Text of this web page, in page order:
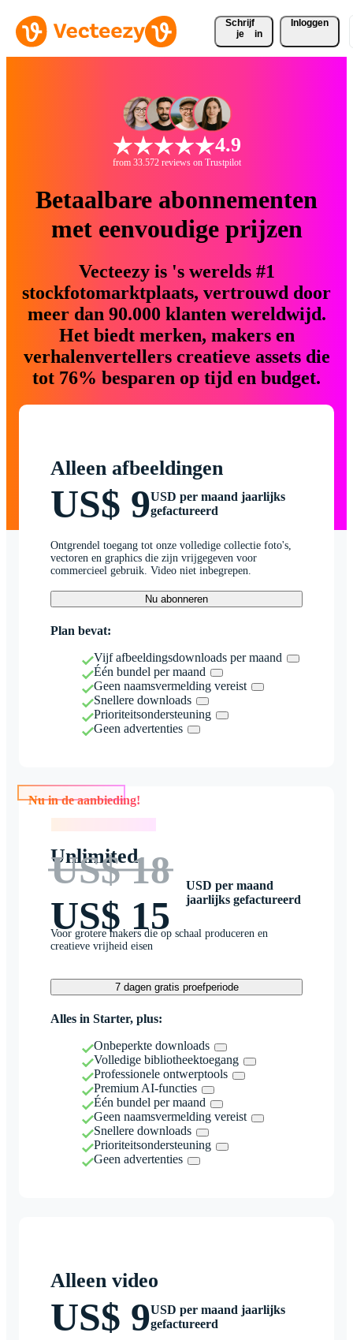
Schrijf
je
in
Inloggen
4.9
from 33.572 reviews on Trustpilot
Betaalbare abonnementen
met eenvoudige prijzen
Vecteezy is 's werelds #1
stockfotomarktplaats, vertrouwd door
meer dan 90.000 klanten wereldwijd.
Het biedt merken, makers en
verhalenvertellers creatieve assets die
tot 76% besparen op tijd en budget.
Alleen afbeeldingen
US$ 9USD per maand jaarlijks
gefactureerd
Ontgrendel toegang tot onze volledige collectie foto's,
vectoren en graphics die zijn vrijgegeven voor
commercieel gebruik. Video niet inbegrepen.
Nu abonneren
Plan bevat:
Vijf afbeeldingsdownloads per maand
Één bundel per maand
Geen naamsvermelding vereist
Snellere downloads
Prioriteitsondersteuning
Geen advertenties
Nu in de aanbieding!
Unlimited
US$ 18
US$ 15
USD per maand
jaarlijks gefactureerd
Voor grotere makers die op schaal produceren en
creatieve vrijheid eisen
7 dagen gratis proefperiode
Alles in Starter, plus:
Onbeperkte downloads
Volledige bibliotheektoegang
Professionele ontwerptools
Premium AI-functies
Één bundel per maand
Geen naamsvermelding vereist
Snellere downloads
Prioriteitsondersteuning
Geen advertenties
Alleen video
US$ 9USD per maand jaarlijks
gefactureerd